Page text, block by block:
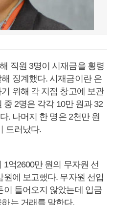
직원 3명이 시재금을 횡령
징계했다. 시재금이란 은
위해 각 지점 창고에 보관
2명은 각각 10만 원과 32
. 나머지 한 명은 2천만 원
드러났다.
억2600만 원의 무자원 선
에 보고했다. 무자원 선입
이 들어오지 않았는데 입금
는 거래를 말한다.